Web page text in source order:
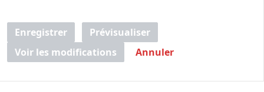
Enregistrer
Prévisualiser
Voir les modifications
Annuler